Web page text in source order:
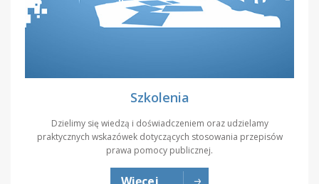
Szkolenia
Dzielimy się wiedzą i doświadczeniem oraz udzielamy
praktycznych wskazówek dotyczących stosowania przepisów
prawa pomocy publicznej.